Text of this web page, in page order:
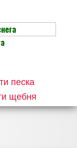
песка
щебня